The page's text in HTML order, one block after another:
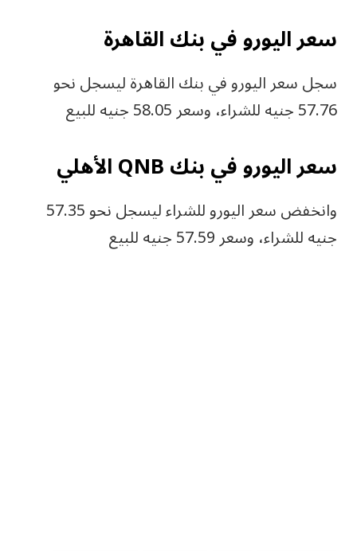
سعر اليورو في بنك القاهرة
سجل سعر اليورو في بنك القاهرة ليسجل نحو
57.76 جنيه للشراء، وسعر 58.05 جنيه للبيع
سعر اليورو في بنك QNB الأهلي
وانخفض سعر اليورو للشراء ليسجل نحو 57.35
جنيه للشراء، وسعر 57.59 جنيه للبيع